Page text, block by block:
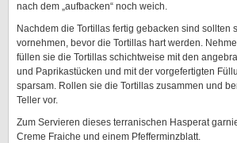
nach dem „aufbacken“ noch weich.
Nachdem die Tortillas fertig gebacken sind sollten
vornehmen, bevor die Tortillas hart werden.
füllen sie die Tortillas schichtweise mit den
und Paprikastücken und mit der vorgefertigten
sparsam. Rollen sie die Tortillas zusammen und
Teller vor.
Zum Servieren dieses terranischen Hasperat
Creme Fraiche und einem Pfefferminzblatt.